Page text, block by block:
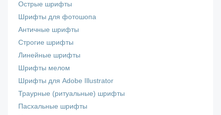
Острые шрифты
Шрифты для фотошопа
Античные шрифты
Строгие шрифты
Линейные шрифты
Шрифты мелом
Шрифты для Adobe Illustrator
Траурные (ритуальные) шрифты
Пасхальные шрифты